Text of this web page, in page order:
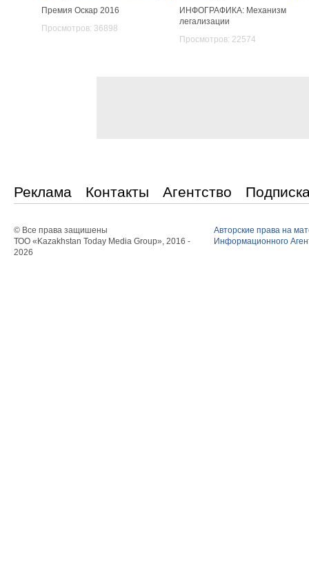
Премия Оскар 2016
Просмотров: 36898
ИНФОГРАФИКА: Механизм
легализации
Просмотров: 22574
Реклама Контакты Агентство
© Все права защишены
ТОО «Kazakhstan Today Media Group», 2016 -
2026
Авторские права на
Информационного